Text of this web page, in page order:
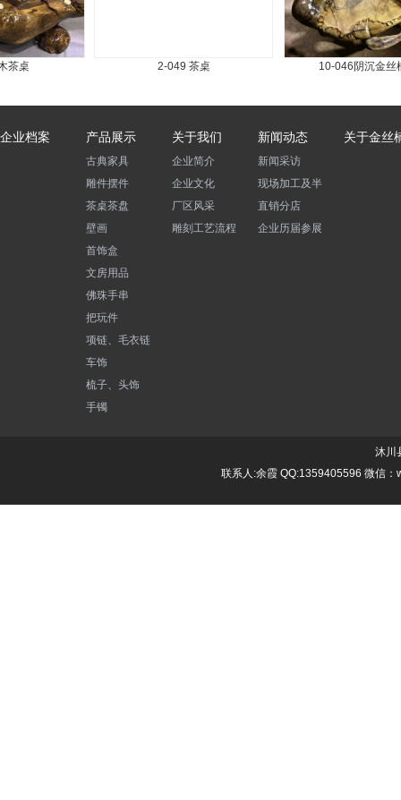
枯木茶桌 2-049 茶桌 10-046阴
企业档案 产品展示
古典家具
雕件摆件
茶桌茶盘
壁画
首饰盒
文房用品
佛珠手串
把玩件
项链、毛衣链
车饰
梳子、头饰
手镯
关于我们
企业简介
企业文化
厂区风采
雕刻工艺流程
新闻动态
新闻采访
直销分店
企业历届参展
关于金丝
沐川
联系人:余霞 QQ:1359405596 微信